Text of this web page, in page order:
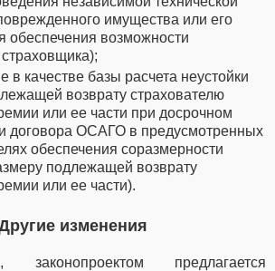
имущества или его
обеспечения возможности
в качестве базы расчета неустойки
возврату страхователю
или ее части при досрочном
договора ОСАГО в предусмотренных
обеспечения соразмерности
подлежащей возврату
или ее части).
изменения
предлагается